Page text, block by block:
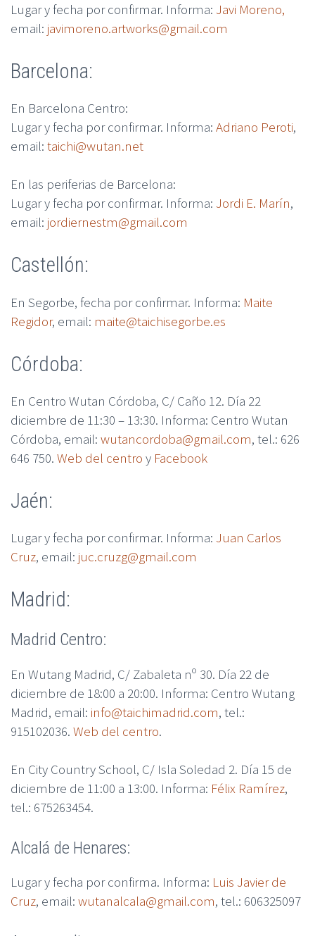
Lugar y fecha por confirmar. Informa: Javi Moreno,
email: javimoreno.artworks@gmail.com
Barcelona:
En Barcelona Centro:
Lugar y fecha por confirmar. Informa: Adriano Peroti,
email: taichi@wutan.net
En las periferias de Barcelona:
Lugar y fecha por confirmar. Informa: Jordi E. Marín,
email: jordiernestm@gmail.com
Castellón:
En Segorbe, fecha por confirmar. Informa: Maite
Regidor, email: maite@taichisegorbe.es
Córdoba:
En Centro Wutan Córdoba, C/ Caño 12. Día 22
diciembre de 11:30 – 13:30. Informa: Centro Wutan
Córdoba, email: wutancordoba@gmail.com, tel.: 626
646 750. Web del centro y Facebook
Jaén:
Lugar y fecha por confirmar. Informa: Juan Carlos
Cruz, email: juc.cruzg@gmail.com
Madrid:
Madrid Centro:
En Wutang Madrid, C/ Zabaleta nº 30. Día 22 de
diciembre de 18:00 a 20:00. Informa: Centro Wutang
Madrid, email: info@taichimadrid.com, tel.:
915102036. Web del centro.
En City Country School, C/ Isla Soledad 2. Día 15 de
diciembre de 11:00 a 13:00. Informa: Félix Ramírez,
tel.: 675263454.
Alcalá de Henares:
Lugar y fecha por confirma. Informa: Luis Javier de
Cruz, email: wutanalcala@gmail.com, tel.: 606325097